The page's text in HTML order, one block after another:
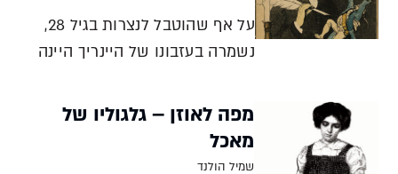
שבעולם שהאמן הוא אינדיבידואל.
על אף שהוטבל לנצרות בגיל 28,
נשמרה בעזבונו של היינריך היינה
מככב ברומן היסטורי שכתב
המשורר הגרמני הדגול, ובכתביו
ניתן לזהות אהדה לעם שהשאיר
מפה לאוזן – גלגוליו של
מאכל
שמיל הולנד